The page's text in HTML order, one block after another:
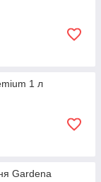
1 л
Gardena